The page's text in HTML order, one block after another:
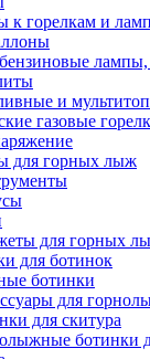
к горелкам и
лампы,
и
газовые
для горных лыж
для горных
для ботинок
ботинки
для
для скитура
ботинки